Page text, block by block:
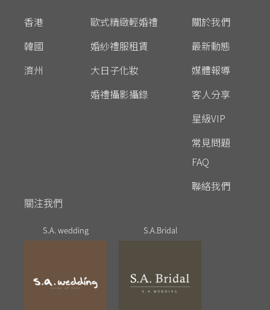
香港
韓國
濟州
歐式精緻輕婚禮
婚紗禮服租賃
大日子化妝
婚禮攝影攝錄
關於我們
最新動態
媒體報導
客人分享
星級VIP
常見問題
FAQ
聯絡我們
關注我們
S.A. wedding S.A.Bridal